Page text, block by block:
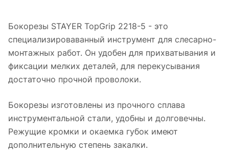
Бокорезы STAYER TopGrip 2218-5 - это
специализироваванный инструмент для слесарно-
монтажных работ. Он удобен для прихватывания и
фиксации мелких деталей, для перекусывания
достаточно прочной проволоки.
Бокорезы изготовлены из прочного сплава
инструментальной стали, удобны и долговечны.
Режущие кромки и окаемка губок имеют
дополнительную степень закалки.